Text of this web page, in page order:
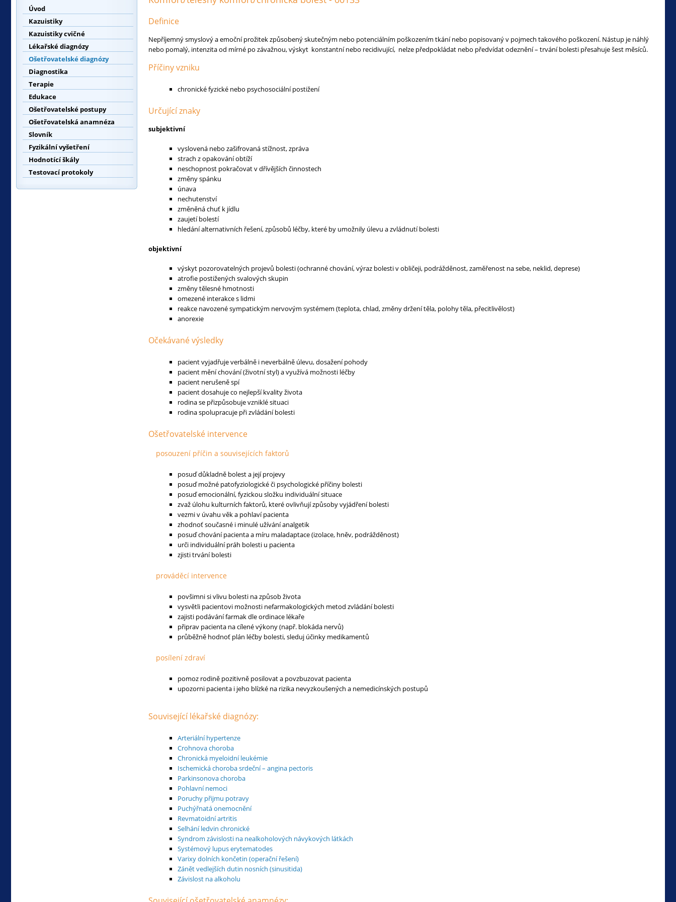
Úvod
Kazuistiky
Kazuistiky cvičné
Lékařské diagnózy
Ošetřovatelské diagnózy
Diagnostika
Terapie
Edukace
Ošetřovatelské postupy
Ošetřovatelská anamnéza
Slovník
Fyzikální vyšetření
Hodnotící škály
Testovací protokoly
Definice
Nepříjemný smyslový a emoční prožitek způsobený skutečným nebo potenciálním poškozením tkání nebo popisovaný v pojmech takového poškození. Nástup je náhlý
nebo pomalý, intenzita od mírné po závažnou, výskyt konstantní nebo recidivující, nelze předpokládat nebo předvídat odeznění – trvání bolesti přesahuje šest měsíců.
Příčiny vzniku
chronické fyzické nebo psychosociální postižení
Určující znaky
subjektivní
vyslovená nebo zašifrovaná stížnost, zpráva
strach z opakování obtíží
neschopnost pokračovat v dřívějších činnostech
změny spánku
únava
nechutenství
změněná chuť k jídlu
zaujetí bolestí
hledání alternativních řešení, způsobů léčby, které by umožnily úlevu a zvládnutí bolesti
objektivní
výskyt pozorovatelných projevů bolesti (ochranné chování, výraz bolesti v obličeji, podrážděnost, zaměřenost na sebe, neklid, deprese)
atrofie postižených svalových skupin
změny tělesné hmotnosti
omezené interakce s lidmi
reakce navozené sympatickým nervovým systémem (teplota, chlad, změny držení těla, polohy těla, přecitlivělost)
anorexie
Očekávané výsledky
pacient vyjadřuje verbálně i neverbálně úlevu, dosažení pohody
pacient mění chování (životní styl) a využívá možnosti léčby
pacient nerušeně spí
pacient dosahuje co nejlepší kvality života
rodina se přizpůsobuje vzniklé situaci
rodina spolupracuje při zvládání bolesti
Ošetřovatelské intervence
posouzení příčin a souvisejících faktorů
posuď důkladně bolest a její projevy
posuď možné patofyziologické či psychologické příčiny bolesti
posuď emocionální, fyzickou složku individuální situace
zvaž úlohu kulturních faktorů, které ovlivňují způsoby vyjádření bolesti
vezmi v úvahu věk a pohlaví pacienta
zhodnoť současné i minulé užívání analgetik
posuď chování pacienta a míru maladaptace (izolace, hněv, podrážděnost)
urči individuální práh bolesti u pacienta
zjisti trvání bolesti
prováděcí intervence
povšimni si vlivu bolesti na způsob života
vysvětli pacientovi možnosti nefarmakologických metod zvládání bolesti
zajisti podávání farmak dle ordinace lékaře
připrav pacienta na cílené výkony (např. blokáda nervů)
průběžně hodnoť plán léčby bolesti, sleduj účinky medikamentů
posílení zdraví
pomoz rodině pozitivně posilovat a povzbuzovat pacienta
upozorni pacienta i jeho blízké na rizika nevyzkoušených a nemedicínských postupů
Související lékařské diagnózy:
Arteriální hypertenze
Crohnova choroba
Chronická myeloidní leukémie
Ischemická choroba srdeční – angina pectoris
Parkinsonova choroba
Pohlavní nemoci
Poruchy přijmu potravy
Puchýřnatá onemocnění
Revmatoidní artritis
Selhání ledvin chronické
Syndrom závislosti na nealkoholových návykových látkách
Systémový lupus erytematodes
Varixy dolních končetin (operační řešení)
Zánět vedlejších dutin nosních (sinusitida)
Závislost na alkoholu